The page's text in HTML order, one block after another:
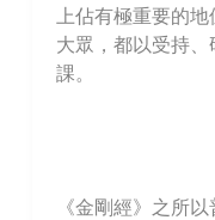
上佔有極重要的
大眾，都以受持
課。
《金剛經》之所